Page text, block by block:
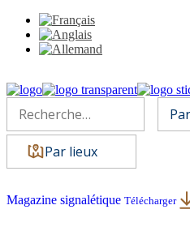
Par lieux
Magazine signalétique Télécharger